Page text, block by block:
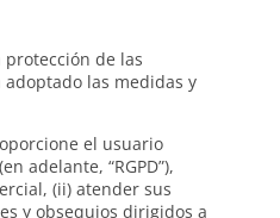
protección de las
adoptado las medidas y
el usuario
adelante, “RGPD”),
(ii) atender sus
y obsequios dirigidos a